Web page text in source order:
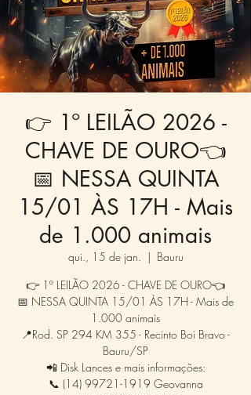
👉 1º LEILÃO 2026 -
CHAVE DE OURO👈
📅 NESSA QUINTA
15/01 ÀS 17H - Mais
de 1.000 animais
qui., 15 de jan.
  |
Bauru
👉 1º LEILÃO 2026 - CHAVE DE OURO👈
📅 NESSA QUINTA 15/01 ÀS 17H - Mais de
1.000 animais
📍Rod. SP 294 KM 355 - Recinto Boi Bravo -
Bauru/SP
📲 Disk Lances e mais informações:
📞 (14) 99721-1919 Geovanna